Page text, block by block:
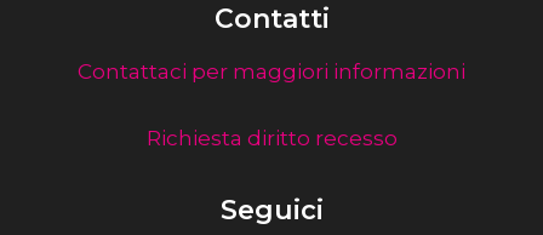
Contatti
Contattaci per maggiori informazioni
Richiesta diritto recesso
Seguici